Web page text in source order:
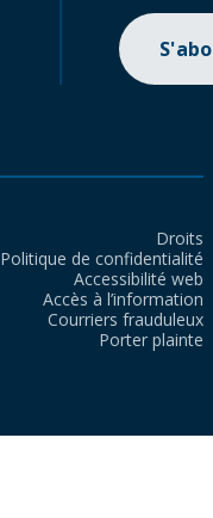
Droits
Politique de confidentialité
Accessibilité web
Accès à l’information
Courriers frauduleux
Porter plainte